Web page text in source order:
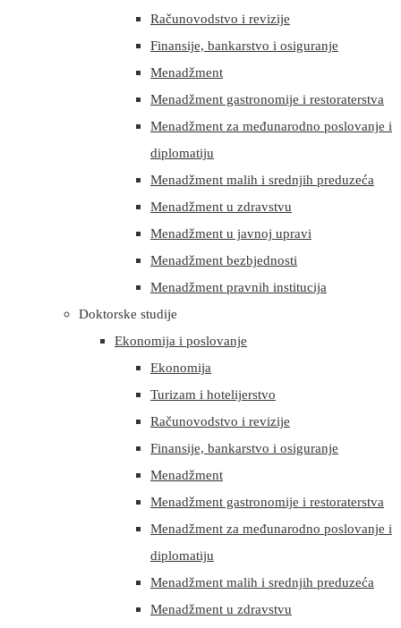
Računovodstvo i revizije
Finansije, bankarstvo i osiguranje
Menadžment
Menadžment gastronomije i restoraterstva
Menadžment za međunarodno poslovanje i
diplomatiju
Menadžment malih i srednjih preduzeća
Menadžment u zdravstvu
Menadžment u javnoj upravi
Menadžment bezbjednosti
Menadžment pravnih institucija
Doktorske studije
Ekonomija i poslovanje
Ekonomija
Turizam i hotelijerstvo
Računovodstvo i revizije
Finansije, bankarstvo i osiguranje
Menadžment
Menadžment gastronomije i restoraterstva
Menadžment za međunarodno poslovanje i
diplomatiju
Menadžment malih i srednjih preduzeća
Menadžment u zdravstvu